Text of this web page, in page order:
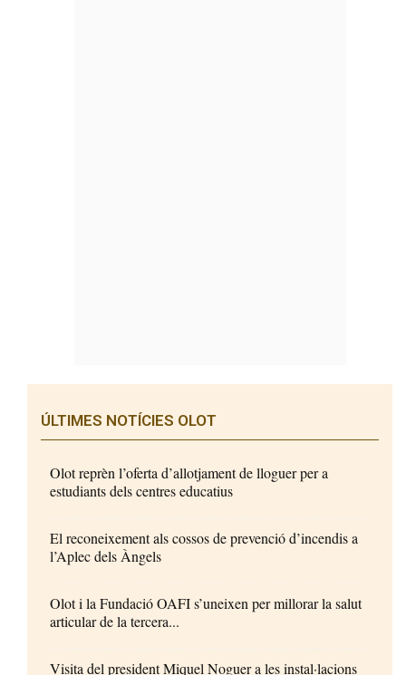
ÚLTIMES NOTÍCIES OLOT
Olot reprèn l’oferta d’allotjament de lloguer per a
estudiants dels centres educatius
El reconeixement als cossos de prevenció d’incendis a
l’Aplec dels Àngels
Olot i la Fundació OAFI s’uneixen per millorar la salut
articular de la tercera...
Visita del president Miquel Noguer a les instal·lacions